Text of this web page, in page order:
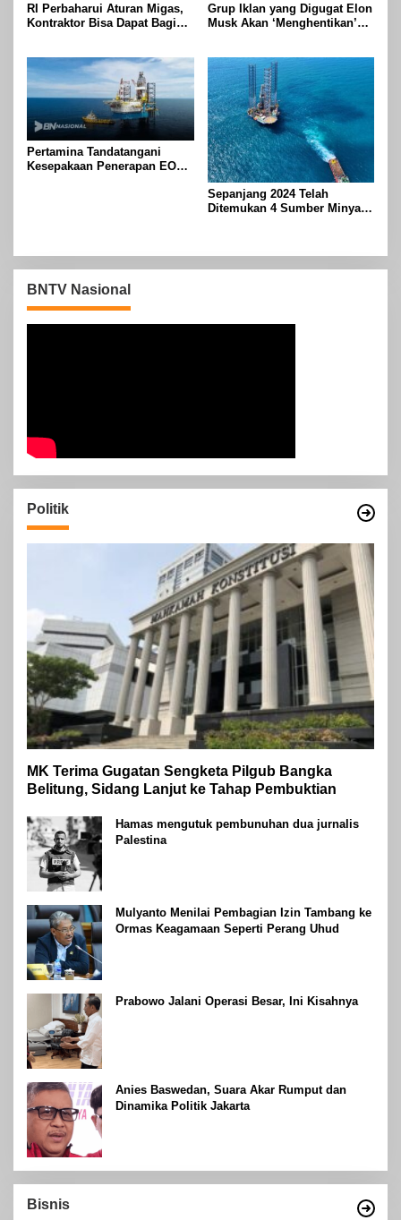
RI Perbaharui Aturan Migas,
Kontraktor Bisa Dapat Bagian
Grup Iklan yang Digugat Elon
Musk Akan ‘Menghentikan’
Pertamina Tandatangani
Kesepakaan Penerapan EOR
Sepanjang 2024 Telah
Ditemukan 4 Sumber Minyak
BNTV Nasional
Politik
MK Terima Gugatan Sengketa Pilgub Bangka
Belitung, Sidang Lanjut ke Tahap Pembuktian
Hamas mengutuk pembunuhan dua jurnalis
Palestina
Mulyanto Menilai Pembagian Izin Tambang ke
Ormas Keagamaan Seperti Perang Uhud
Prabowo Jalani Operasi Besar, Ini Kisahnya
Anies Baswedan, Suara Akar Rumput dan
Dinamika Politik Jakarta
Bisnis